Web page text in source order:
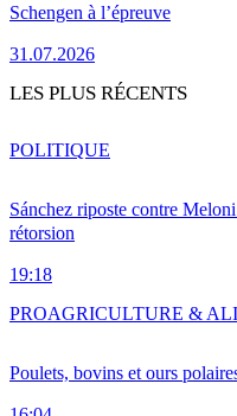
Schengen à l’épreuve
31.07.2026
LES PLUS RÉCENTS
Sánchez riposte contre
rétorsion
19:18
POLITIQUE
Poulets, bovins et ours
PROAGRICULTURE &